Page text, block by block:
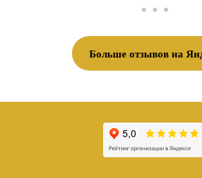
Больше отзывов на